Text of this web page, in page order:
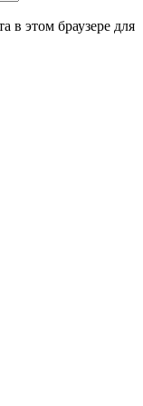
в этом браузере для